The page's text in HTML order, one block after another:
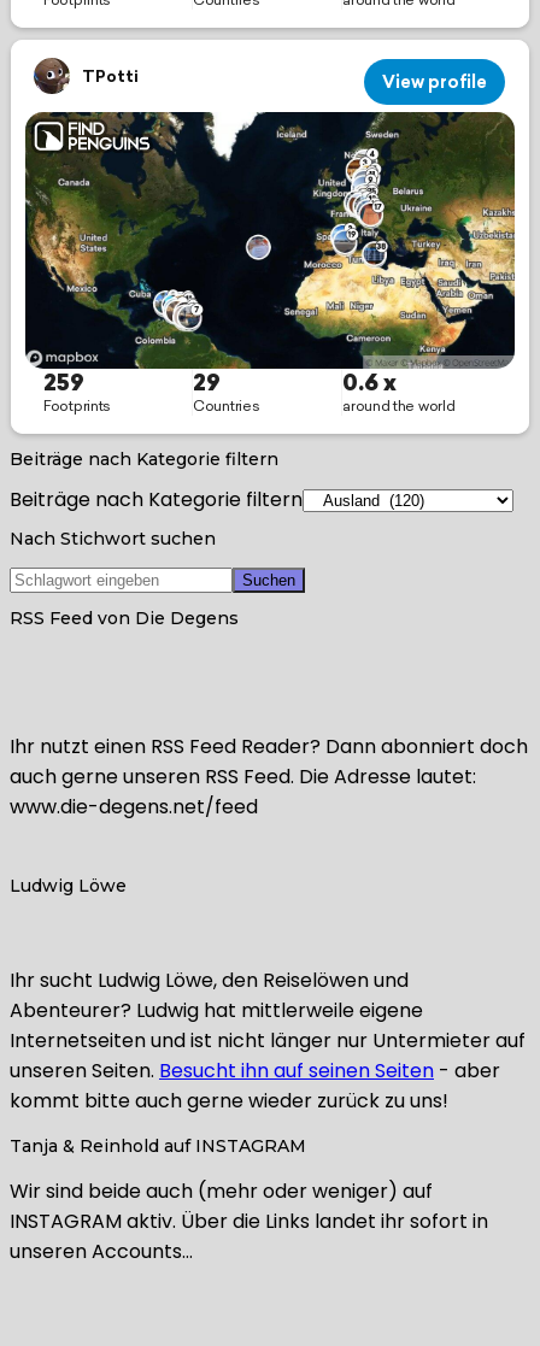
Beiträge nach Kategorie filtern
Beiträge nach Kategorie filtern
Nach Stichwort suchen
RSS Feed von Die Degens
Ihr nutzt einen RSS Feed Reader? Dann abonniert doch
auch gerne unseren RSS Feed. Die Adresse lautet:
www.die-degens.net/feed
Ludwig Löwe
Ihr sucht Ludwig Löwe, den Reiselöwen und
Abenteurer? Ludwig hat mittlerweile eigene
Internetseiten und ist nicht länger nur Untermieter auf
unseren Seiten. Besucht ihn auf seinen Seiten - aber
kommt bitte auch gerne wieder zurück zu uns!
Tanja & Reinhold auf INSTAGRAM
Wir sind beide auch (mehr oder weniger) auf
INSTAGRAM aktiv. Über die Links landet ihr sofort in
unseren Accounts…